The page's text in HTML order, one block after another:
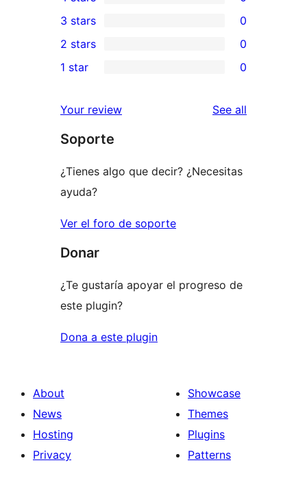
5-
star
review
4-
star
reviews
0
3-
star
3 stars 0
2-
reviews
2 stars 0
star
reviews
1 star 0
Your review See all
Soporte
¿Tienes algo que decir? ¿Necesitas
ayuda?
Ver el foro de soporte
Donar
¿Te gustaría apoyar el progreso de
este plugin?
Dona a este plugin
About
News
Hosting
Privacy
Showcase
Themes
Plugins
Patterns